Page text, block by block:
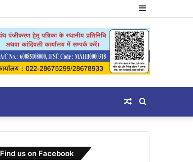
Sidebar
Search
for
Random
Article
Find us on Facebook